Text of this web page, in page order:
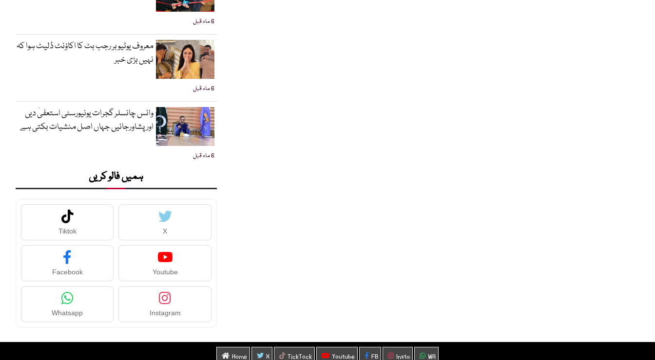
6 ماہ قبل
6 ماہ قبل
معروف یوٹیوبر رجب بٹ کا اکاؤنٹ ڈلیٹ ہوا کہ
نہیں بڑی خبر
6 ماہ قبل
وائس چانسلر گجرات یونیورسٹی استعفیٰ دیں
اورپشاورجائیں جہاں اصل منشیات بکتی ہے
ہمیں فالو کریں
X
Tiktok
Youtube
Facebook
Instagram
Whatsapp
Home X TickTock Youtube FB Insta WA